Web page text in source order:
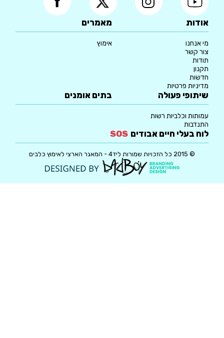
אודות
מי אנחנו
צור קשר
תודות
תקנון
חדשות
מדיניות פרטיות
מאמרים
אימוץ
שיתופי פעולה
עמותות וכלביות רשות
התנדבות
בתים אומנים
לוח בעלי חיים אבודים SOS
© 2015 כל הזכויות שמורות ליד4 - המאגר הארצי לאימוץ כלבים